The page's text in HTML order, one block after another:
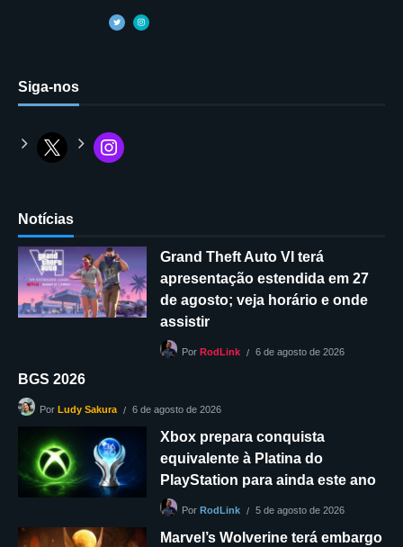
Siga-nos
Notícias
Grand Theft Auto VI terá
apresentação estendida em 27
de agosto; veja horário e onde
assistir
Por RodLink 6 de agosto de 2026
BGS 2026
Por Ludy Sakura 6 de agosto de 2026
Xbox prepara conquista
equivalente à Platina do
PlayStation para ainda este ano
Por RodLink 5 de agosto de 2026
Marvel’s Wolverine terá embargo